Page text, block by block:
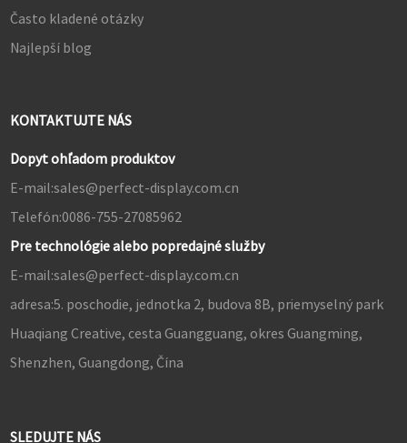
Často kladené otázky
Najlepší blog
KONTAKTUJTE NÁS
Dopyt ohľadom produktov
E-mail:sales@perfect-display.com.cn
Telefón:0086-755-27085962
Pre technológie alebo popredajné služby
E-mail:sales@perfect-display.com.cn
adresa:5. poschodie, jednotka 2, budova 8B, priemyselný park
Huaqiang Creative, cesta Guangguang, okres Guangming,
Shenzhen, Guangdong, Čína
SLEDUJTE NÁS